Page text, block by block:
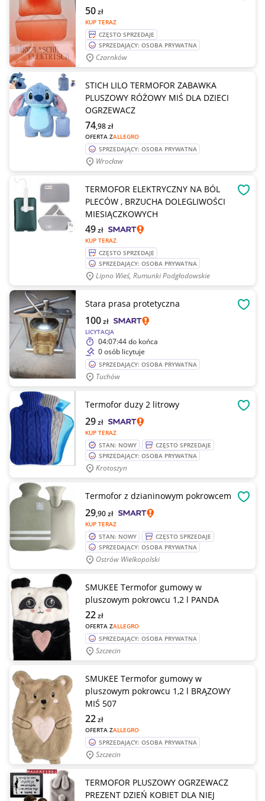
KUP TERAZ
50zł
CZĘSTO SPRZEDAJE
SPRZEDAJĄCY: OSOBA PRYWATNA
Czarnków
STICH LILO TERMOFOR ZABAWKA
PLUSZOWY RÓŻOWY MIŚ DLA DZIECI
OGRZEWACZ
OFERTA ZALLEGRO
74,98zł
SPRZEDAJĄCY: OSOBA PRYWATNA
Wrocław
TERMOFOR ELEKTRYCZNY NA BÓL
PLECÓW , BRZUCHA DOLEGLIWOŚCI
MIESIĄCZKOWYCH
KUP TERAZ
49zł
CZĘSTO SPRZEDAJE
SPRZEDAJĄCY: OSOBA PRYWATNA
Lipno Wieś, Rumunki Podgłodowskie
Stara prasa protetyczna
LICYTACJA
100zł
04:07:44do końca
0 osób licytuje
SPRZEDAJĄCY: OSOBA PRYWATNA
Tuchów
Termofor duzy 2 litrowy
KUP TERAZ
29zł
STAN: NOWY
CZĘSTO SPRZEDAJE
SPRZEDAJĄCY: OSOBA PRYWATNA
Krotoszyn
Termofor z dzianinowym pokrowcem
KUP TERAZ
29,90zł
STAN: NOWY
CZĘSTO SPRZEDAJE
SPRZEDAJĄCY: OSOBA PRYWATNA
Ostrów Wielkopolski
SMUKEE Termofor gumowy w
pluszowym pokrowcu 1,2 l PANDA
OFERTA ZALLEGRO
22zł
SPRZEDAJĄCY: OSOBA PRYWATNA
Szczecin
SMUKEE Termofor gumowy w
pluszowym pokrowcu 1,2 l BRĄZOWY
MIŚ 507
OFERTA ZALLEGRO
22zł
SPRZEDAJĄCY: OSOBA PRYWATNA
Szczecin
TERMOFOR PLUSZOWY OGRZEWACZ
PREZENT DZIEŃ KOBIET DLA NIEJ